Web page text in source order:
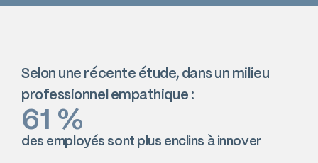
Selon une récente étude, dans un milieu
professionnel empathique :
61 %
des employés sont plus enclins à innover